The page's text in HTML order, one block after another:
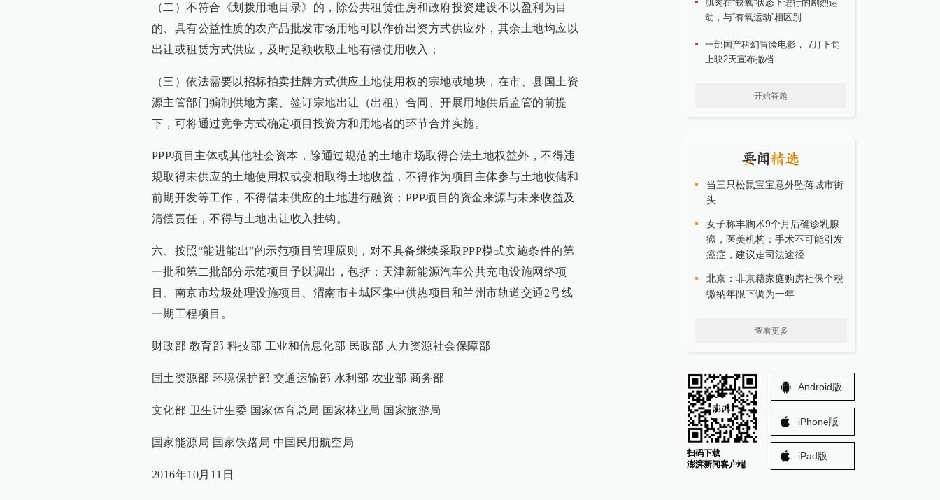
（二）不符合《划拨用地目录》的，除公共租赁住房和政府投资建设不以盈利为目
的、具有公益性质的农产品批发市场用地可以作价出资方式供应外，其余土地均应以
出让或租赁方式供应，及时足额收取土地有偿使用收入；
（三）依法需要以招标拍卖挂牌方式供应土地使用权的宗地或地块，在市、县国土资
源主管部门编制供地方案、签订宗地出让（出租）合同、开展用地供后监管的前提
下，可将通过竞争方式确定项目投资方和用地者的环节合并实施。
PPP项目主体或其他社会资本，除通过规范的土地市场取得合法土地权益外，不得违
规取得未供应的土地使用权或变相取得土地收益，不得作为项目主体参与土地收储和
前期开发等工作，不得借未供应的土地进行融资；PPP项目的资金来源与未来收益及
清偿责任，不得与土地出让收入挂钩。
六、按照“能进能出”的示范项目管理原则，对不具备继续采取PPP模式实施条件的第
一批和第二批部分示范项目予以调出，包括：天津新能源汽车公共充电设施网络项
目、南京市垃圾处理设施项目、渭南市主城区集中供热项目和兰州市轨道交通2号线
一期工程项目。
财政部 教育部 科技部 工业和信息化部 民政部 人力资源社会保障部
国土资源部 环境保护部 交通运输部 水利部 农业部 商务部
文化部 卫生计生委 国家体育总局 国家林业局 国家旅游局
国家能源局 国家铁路局 中国民用航空局
2016年10月11日
肌肉在“缺氧”状态下进行的剧烈运
动，与“有氧运动”相区别
一部国产科幻冒险电影， 7月下旬
上映2天宣布撤档
开始答题
当三只松鼠宝宝意外坠落城市街
头
女子称丰胸术9个月后确诊乳腺
癌，医美机构：手术不可能引发
癌症，建议走司法途径
北京：非京籍家庭购房社保个税
缴纳年限下调为一年
查看更多
扫码下载
澎湃新闻客户端
Android版
iPhone版
iPad版